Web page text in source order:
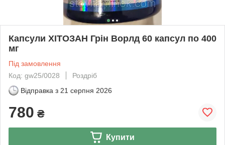
Капсули ХІТОЗАН Грін Ворлд 60 капсул по 400
мг
Під замовлення
Код: gw25/0028
Роздріб
Відправка з 21 серпня 2026
780 ₴
Купити